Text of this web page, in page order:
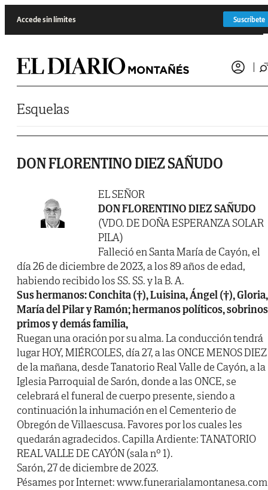
Accede sin límites Suscríbete
Esquelas
DON FLORENTINO DIEZ SAÑUDO
EL SEÑOR
DON FLORENTINO DIEZ SAÑUDO
(VDO. DE DOÑA ESPERANZA SOLAR
PILA)
Falleció en Santa María de Cayón, el
día 26 de diciembre de 2023, a los 89 años de edad,
habiendo recibido los SS. SS. y la B. A.
Sus hermanos: Conchita (†), Luisina, Ángel (†), Gloria,
María del Pilar y Ramón; hermanos políticos,
primos y demás familia,
Ruegan una oración por su alma. La conducción tendrá
lugar HOY, MIÉRCOLES, día 27, a las ONCE MENOS DIEZ
de la mañana, desde Tanatorio Real Valle de Cayón, a la
Iglesia Parroquial de Sarón, donde a las ONCE, se
celebrará el funeral de cuerpo presente, siendo a
continuación la inhumación en el Cementerio de
Obregón de Villaescusa. Favores por los cuales les
quedarán agradecidos. Capilla Ardiente: TANATORIO
REAL VALLE DE CAYÓN (sala nº 1).
Sarón, 27 de diciembre de 2023.
Pésames por Internet: www.funerarialamontanesa.com